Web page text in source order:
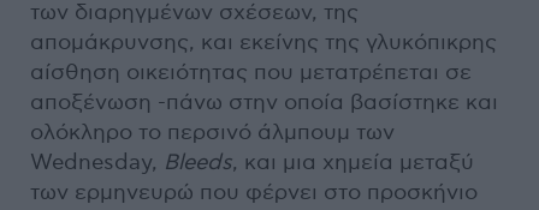
των διαρηγμένων σχέσεων, της
απομάκρυνσης, και εκείνης της γλυκόπικρης
αίσθηση οικειότητας που μετατρέπεται σε
αποξένωση -πάνω στην οποία βασίστηκε και
ολόκληρο το περσινό άλμπουμ των
Wednesday, Bleeds, και μια χημεία μεταξύ
των ερμηνευρώ που φέρνει στο προσκήνιο